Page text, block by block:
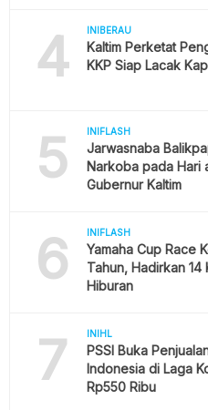
4 INIBERAU
Kaltim Perketat
KKP Siap Lacak
5 INIFLASH
Jarwasnaba
Narkoba pada Hari
Gubernur Kaltim
6 INIFLASH
Yamaha Cup Race
Tahun, Hadirkan 14
Hiburan
7 INIHL
PSSI Buka
Indonesia di Laga
Rp550 Ribu